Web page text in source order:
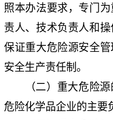
照本办法要求，专门
责人、技术负责人和
保证重大危险源安全
安全生产责任制。
（二）重大危险
危险化学品企业的主要